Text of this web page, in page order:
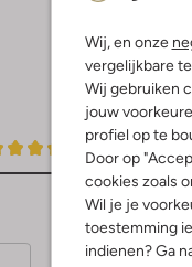
Wij, en onze
vergelijkbare
Wij gebruiken
jouw
profiel op te
Door op
cookies zoals
Wil je je
toestemming
indienen? Ga
5/5